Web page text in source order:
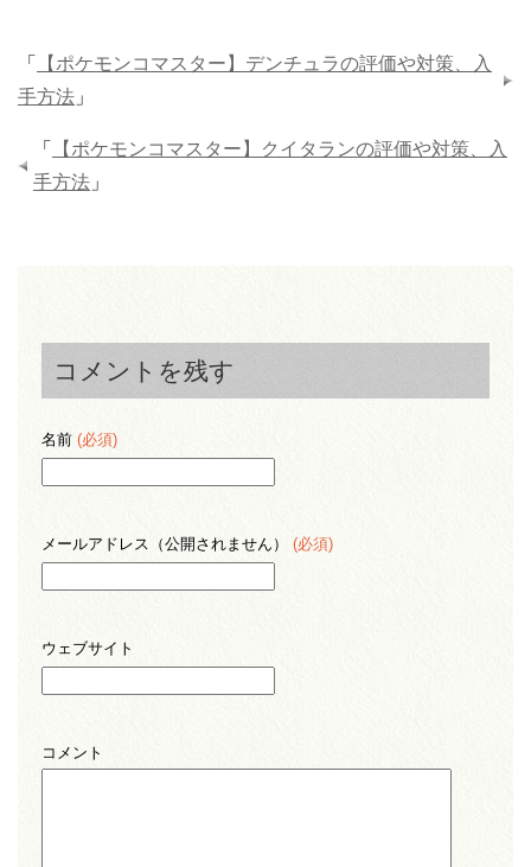
「
【ポケモンコマスター】デンチュラの評価や対策、入
手方法 」
「
【ポケモンコマスター】クイタランの評価や対策、入
手方法 」
コメントを残す
名前 (必須)
メールアドレス（公開されません） (必須)
ウェブサイト
コメント